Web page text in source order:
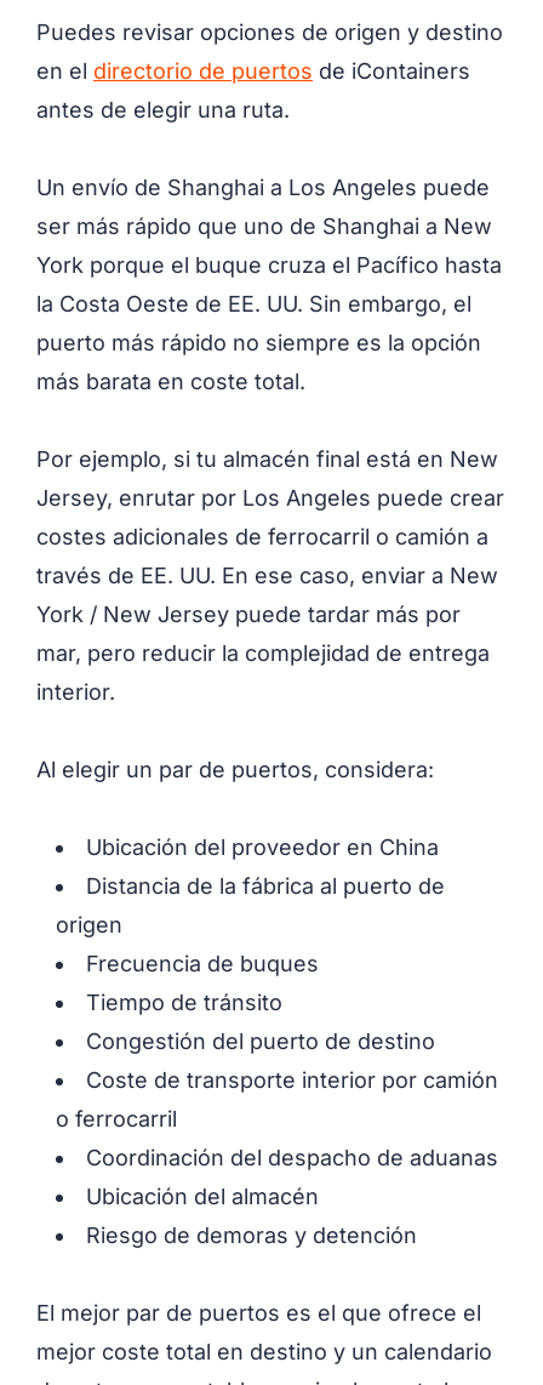
Puedes revisar opciones de origen y destino
en el directorio de puertos de iContainers
antes de elegir una ruta.
Un envío de Shanghai a Los Angeles puede
ser más rápido que uno de Shanghai a New
York porque el buque cruza el Pacífico hasta
la Costa Oeste de EE. UU. Sin embargo, el
puerto más rápido no siempre es la opción
más barata en coste total.
Por ejemplo, si tu almacén final está en New
Jersey, enrutar por Los Angeles puede crear
costes adicionales de ferrocarril o camión a
través de EE. UU. En ese caso, enviar a New
York / New Jersey puede tardar más por
mar, pero reducir la complejidad de entrega
interior.
Al elegir un par de puertos, considera:
Ubicación del proveedor en China
Distancia de la fábrica al puerto de
origen
Frecuencia de buques
Tiempo de tránsito
Congestión del puerto de destino
Coste de transporte interior por camión
o ferrocarril
Coordinación del despacho de aduanas
Ubicación del almacén
Riesgo de demoras y detención
El mejor par de puertos es el que ofrece el
mejor coste total en destino y un calendario